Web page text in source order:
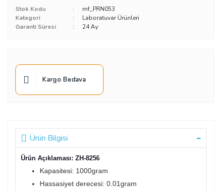
Stok Kodu
mf_PRN053
Kategori
Laboratuvar Ürünleri
Garanti Süresi
24 Ay
Kargo Bedava
Ürün Bilgisi
Ürün Açıklaması: ZH-8256
Kapasitesi: 1000gram
Hassasiyet derecesi: 0.01gram